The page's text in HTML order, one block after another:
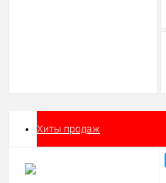
Хиты продаж